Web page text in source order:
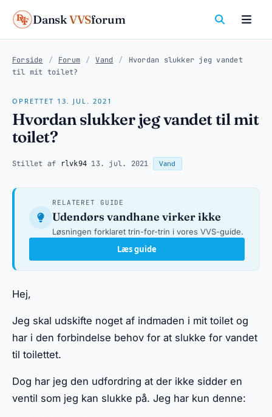
DanskVVSforum
Forside / Forum / Vand /
Hvordan slukker jeg vandet
til mit toilet?
OPRETTET 13. JUL. 2021
Hvordan slukker jeg vandet til mit
toilet?
Stillet af rlvk94 13. jul. 2021 Vand
RELATERET GUIDE
Udendørs vandhane virker ikke
Løsningen forklaret trin-for-trin i vores VVS-guide.
Læs guide
Hej,
Jeg skal udskifte noget af indmaden i mit toilet og
har i den forbindelse behov for at slukke for vandet
til toilettet.
Dog har jeg den udfordring at der ikke sidder en
ventil som jeg kan slukke på. Jeg har kun denne: